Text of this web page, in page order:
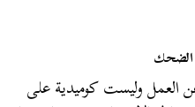
الضحك
وليست كوميدية على